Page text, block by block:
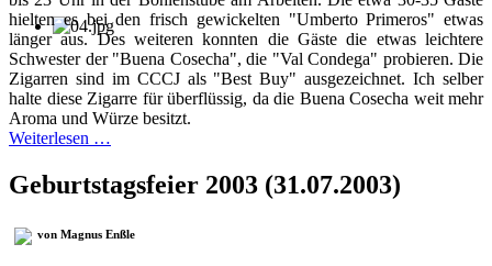
hielten es bei den frisch gewickelten "Umberto Primeros" etwas
länger aus. Des weiteren konnten die Gäste die etwas leichtere
Schwester der "Buena Cosecha", die "Val Condega" probieren. Die
Zigarren sind im CCCJ als "Best Buy" ausgezeichnet. Ich selber
halte diese Zigarre für überflüssig, da die Buena Cosecha weit mehr
Aroma und Würze besitzt.
Weiterlesen …
Geburtstagsfeier 2003 (31.07.2003)
von Magnus Enßle